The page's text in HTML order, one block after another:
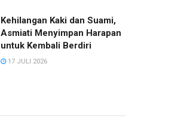
Kehilangan Kaki dan Suami,
Asmiati Menyimpan Harapan
untuk Kembali Berdiri
17 JULI 2026